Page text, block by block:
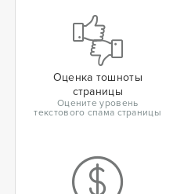
Оценка тошноты
страницы
Оцените уровень
текстового спама страницы